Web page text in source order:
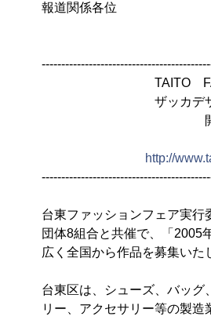
報道関係各
台東ファッショ
TAITO
ザッカデザイン画
開催のお
http://
台東ファッションフェア実行
団体8組合と共催で、「2005
広く全国から作品を募集いた
台東区は、シューズ、バッグ
リー、アクセサリー等の製